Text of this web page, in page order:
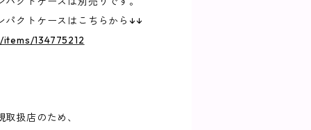
クトケースはこちらから↓↓
134775212
扱店のため、